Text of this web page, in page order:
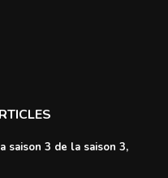
saison 3 de la saison 3,